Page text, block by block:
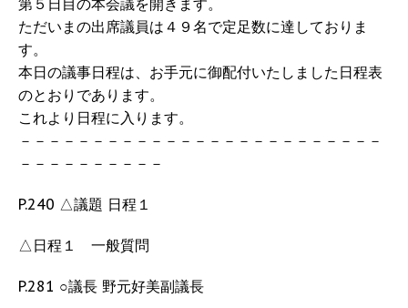
第５日目の本会議を開きます。
ただいまの出席議員は４９名で定足数に達しておりま
す。
本日の議事日程は、お手元に御配付いたしました日程表
のとおりであります。
これより日程に入ります。
－－－－－－－－－－－－－－－－－－－－－－－－－
－－－－－－－－－－
P.240 △議題 日程１
△日程１ 一般質問
P.281 ○議長 野元好美副議長